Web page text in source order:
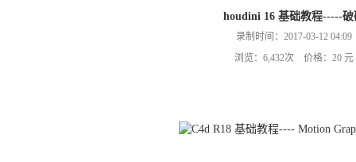
houdini 16 基础教程-----破
录制时间：2017-03-12 04:09
浏览：6,432次 价格：20 元